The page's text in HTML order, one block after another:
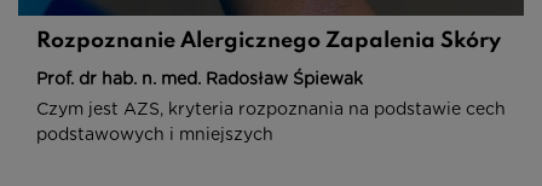
Rozpoznanie Alergicznego Zapalenia Skóry
Prof. dr hab. n. med. Radosław Śpiewak
Czym jest AZS, kryteria rozpoznania na podstawie cech
podstawowych i mniejszych